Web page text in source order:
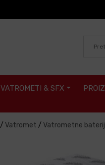
VATROMETI & SFX
/ Vatromet / Vatrometne